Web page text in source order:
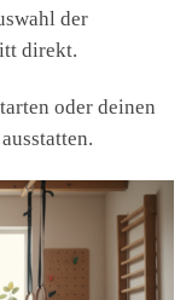
der
direkt.
oder deinen